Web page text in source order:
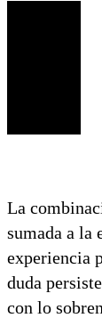
La
sumada a la
experiencia
duda
con lo